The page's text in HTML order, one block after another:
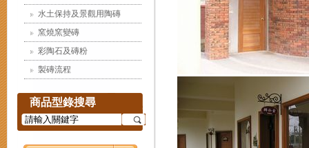
水土保持及景觀用陶磚
窯燒窯變磚
彩陶石及磚粉
製磚流程
商品型錄搜尋